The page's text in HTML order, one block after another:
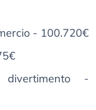
- 100.720€
-